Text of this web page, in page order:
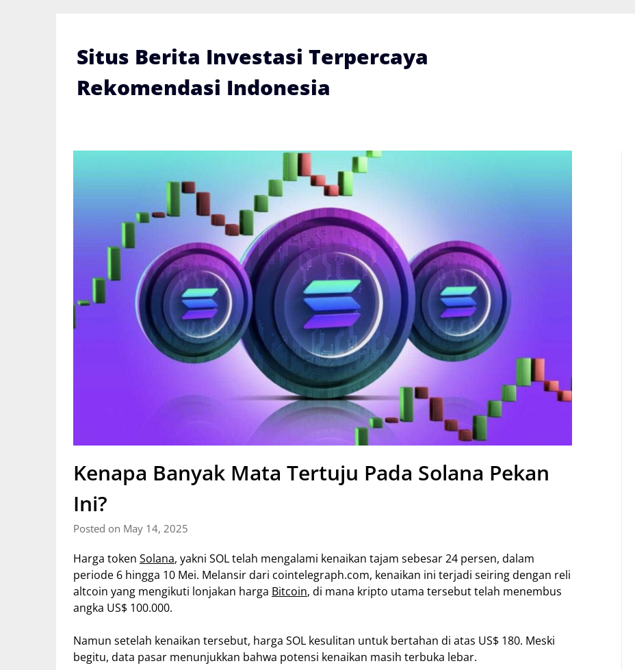
Situs Berita Investasi Terpercaya
Rekomendasi Indonesia
Kenapa Banyak Mata Tertuju Pada Solana Pekan
Ini?
Posted on May 14, 2025
Harga token Solana, yakni SOL telah mengalami kenaikan tajam sebesar 24 persen, dalam
periode 6 hingga 10 Mei. Melansir dari cointelegraph.com, kenaikan ini terjadi seiring dengan reli
altcoin yang mengikuti lonjakan harga Bitcoin, di mana kripto utama tersebut telah menembus
angka US$ 100.000.
Namun setelah kenaikan tersebut, harga SOL kesulitan untuk bertahan di atas US$ 180. Meski
begitu, data pasar menunjukkan bahwa potensi kenaikan masih terbuka lebar.